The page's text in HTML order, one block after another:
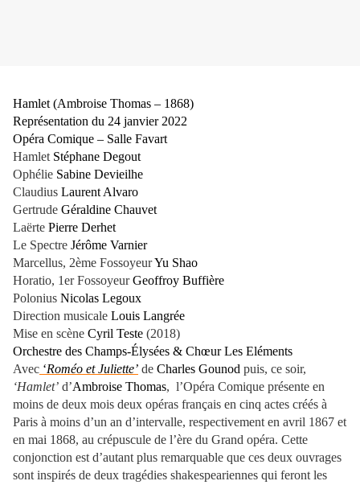
Hamlet (Ambroise Thomas – 1868)
Représentation du 24 janvier 2022
Opéra Comique – Salle Favart
Hamlet Stéphane Degout
Ophélie Sabine Devieilhe
Claudius Laurent Alvaro
Gertrude Géraldine Chauvet
Laërte Pierre Derhet
Le Spectre Jérôme Varnier
Marcellus, 2ème FossoyeurYu Shao
Horatio, 1er FossoyeurGeoffroy Buffière
Polonius Nicolas Legoux
Direction musicale Louis Langrée
Mise en scène Cyril Teste (2018)
Orchestre des Champs-Élysées & Chœur Les Eléments
Avec ‘Roméo et Juliette’ de Charles Gounod puis, ce soir,
‘Hamlet’ d’Ambroise Thomas, l’Opéra Comique présente en
moins de deux mois deux opéras français en cinq actes créés à
Paris à moins d’un an d’intervalle, respectivement en avril 1867 et
en mai 1868, au crépuscule de l’ère du Grand opéra. Cette
conjonction est d’autant plus remarquable que ces deux ouvrages
sont inspirés de deux tragédies shakespeariennes qui feront les